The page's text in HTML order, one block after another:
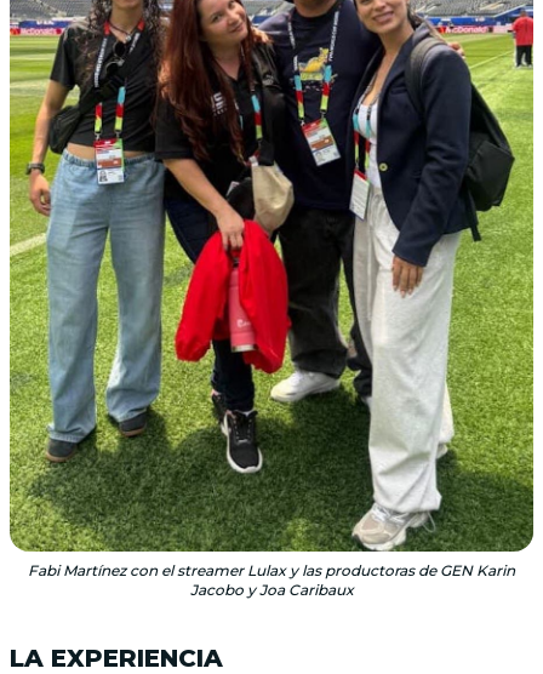
Fabi Martínez con el streamer Lulax y las productoras de GEN Karin
Jacobo y Joa Caribaux
LA EXPERIENCIA